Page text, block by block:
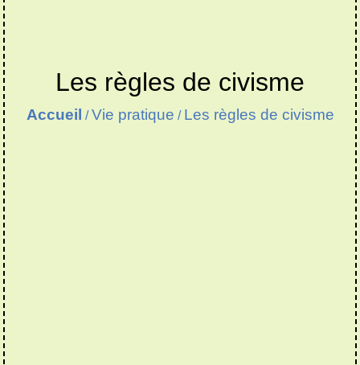
Les règles de civisme
Accueil /Vie pratique / Les règles de civisme